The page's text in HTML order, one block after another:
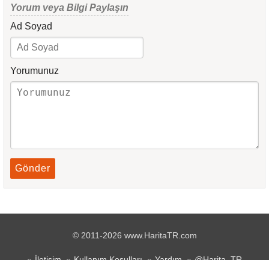
Yorum veya Bilgi Paylaşın
Ad Soyad
Yorumunuz
Gönder
© 2011-2026 www.HaritaTR.com